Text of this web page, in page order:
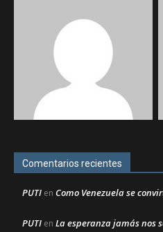
Comentarios recientes
PUTI en Como Venezuela se
PUTI en La esperanza jamás nos